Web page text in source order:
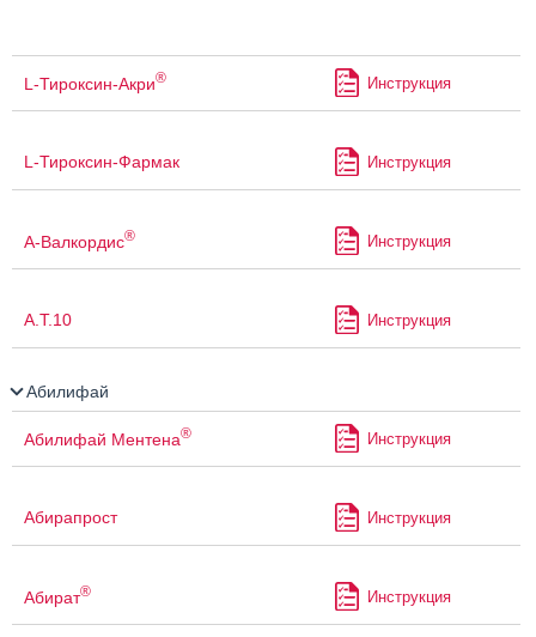
L-Тироксин-Акри® Инструкция
L-Тироксин-Фармак Инструкция
А-Валкордис® Инструкция
А.Т.10 Инструкция
Абилифай
Абилифай Ментена® Инструкция
Абирапрост Инструкция
Абират® Инструкция